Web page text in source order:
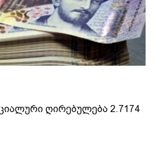
ღირებულება 2.7174